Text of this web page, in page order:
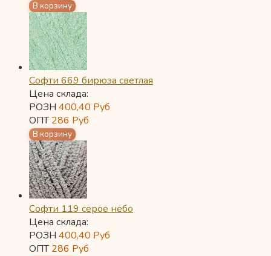
Софти 669 бирюза светлая
Цена склада:
РОЗН 400,40 Руб
ОПТ286 Руб
Софти 119 серое небо
Цена склада:
РОЗН 400,40 Руб
ОПТ286 Руб